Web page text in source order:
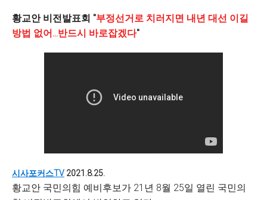
게
게
황교안 비전발표회 "부정선거로 치러지면 내년 대선 이길
방법 없어…반드시 바로잡겠다"
시사포커스TV 2021.8.25.
황교안 국민의힘 예비후보가 21년 8월 25일 열린 국민의